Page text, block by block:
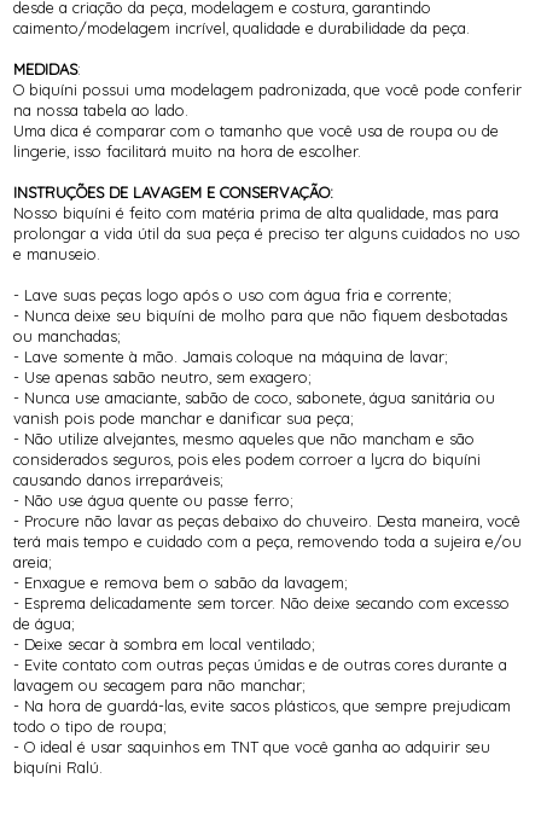
desde a criação da peça, modelagem e costura, garantindo
caimento/modelagem incrível, qualidade e durabilidade da peça.
MEDIDAS:
O biquíni possui uma modelagem padronizada, que você pode conferir
na nossa tabela ao lado.
Uma dica é comparar com o tamanho que você usa de roupa ou de
lingerie, isso facilitará muito na hora de escolher.
INSTRUÇÕES DE LAVAGEM E CONSERVAÇÃO:
Nosso biquíni é feito com matéria prima de alta qualidade, mas para
prolongar a vida útil da sua peça é preciso ter alguns cuidados no uso
e manuseio.
- Lave suas peças logo após o uso com água fria e corrente;
- Nunca deixe seu biquíni de molho para que não fiquem desbotadas
ou manchadas;
- Lave somente à mão. Jamais coloque na máquina de lavar;
- Use apenas sabão neutro, sem exagero;
- Nunca use amaciante, sabão de coco, sabonete, água sanitária ou
vanish pois pode manchar e danificar sua peça;
- Não utilize alvejantes, mesmo aqueles que não mancham e são
considerados seguros, pois eles podem corroer a lycra do biquíni
causando danos irreparáveis;
- Não use água quente ou passe ferro;
- Procure não lavar as peças debaixo do chuveiro. Desta maneira, você
terá mais tempo e cuidado com a peça, removendo toda a sujeira e/ou
areia;
- Enxague e remova bem o sabão da lavagem;
- Esprema delicadamente sem torcer. Não deixe secando com excesso
de água;
- Deixe secar à sombra em local ventilado;
- Evite contato com outras peças úmidas e de outras cores durante a
lavagem ou secagem para não manchar;
- Na hora de guardá-las, evite sacos plásticos, que sempre prejudicam
todo o tipo de roupa;
- O ideal é usar saquinhos em TNT que você ganha ao adquirir seu
biquíni Ralú.